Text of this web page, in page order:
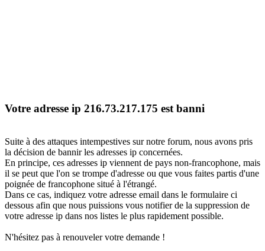
Votre adresse ip 216.73.217.175 est banni
Suite à des attaques intempestives sur notre forum, nous avons pris
la décision de bannir les adresses ip concernées.
En principe, ces adresses ip viennent de pays non-francophone, mais
il se peut que l'on se trompe d'adresse ou que vous faites partis d'une
poignée de francophone situé à l'étrangé.
Dans ce cas, indiquez votre adresse email dans le formulaire ci
dessous afin que nous puissions vous notifier de la suppression de
votre adresse ip dans nos listes le plus rapidement possible.
N'hésitez pas à renouveler votre demande !